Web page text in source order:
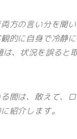
方の言い分を聞
的に自身で冷静
、状況を誤ると
間は、敢えて、
紹介します。